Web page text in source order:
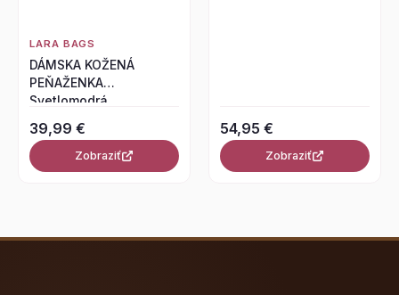
LARA BAGS
DÁMSKA KOŽENÁ
PEŇAŽENKA
Svetlomodrá
39,99 €
Zobraziť
54,95 €
Zobraziť